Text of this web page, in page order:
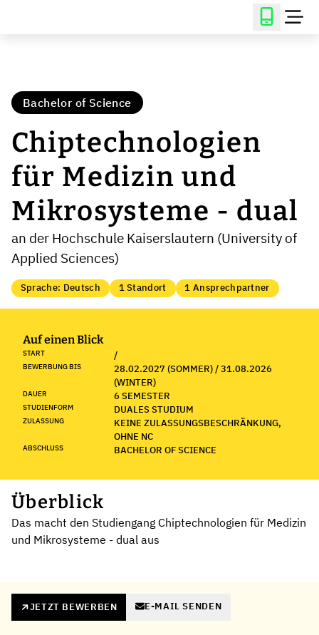
Bachelor of Science
Chiptechnologien
für Medizin und
Mikrosysteme - dual
an der Hochschule Kaiserslautern (University of
Applied Sciences)
Sprache: Deutsch 1 Standort 1 Ansprechpartner
Auf einen Blick
START /
BEWERBUNG BIS
28.02.2027 (SOMMER) / 31.08.2026
(WINTER)
DAUER 6 SEMESTER
STUDIENFORM DUALES STUDIUM
ZULASSUNG
KEINE ZULASSUNGSBESCHRÄNKUNG,
OHNE NC
ABSCHLUSS BACHELOR OF SCIENCE
Überblick
Das macht den Studiengang Chiptechnologien für Medizin
und Mikrosysteme - dual aus
JETZT BEWERBEN E-MAIL SENDEN